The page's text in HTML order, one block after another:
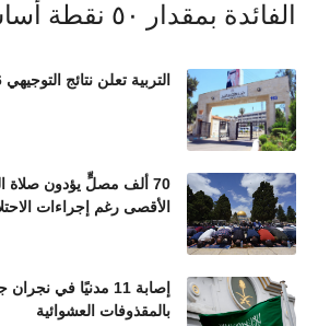
التربية تعلن نتائج التوجيهي 2026 الاثنين المقبل
70 ألف مصلٍّ يؤدون
الأقصى رغم إجراءات
إصابة 11 مدنيًا في
بالمقذوفات العشوائية